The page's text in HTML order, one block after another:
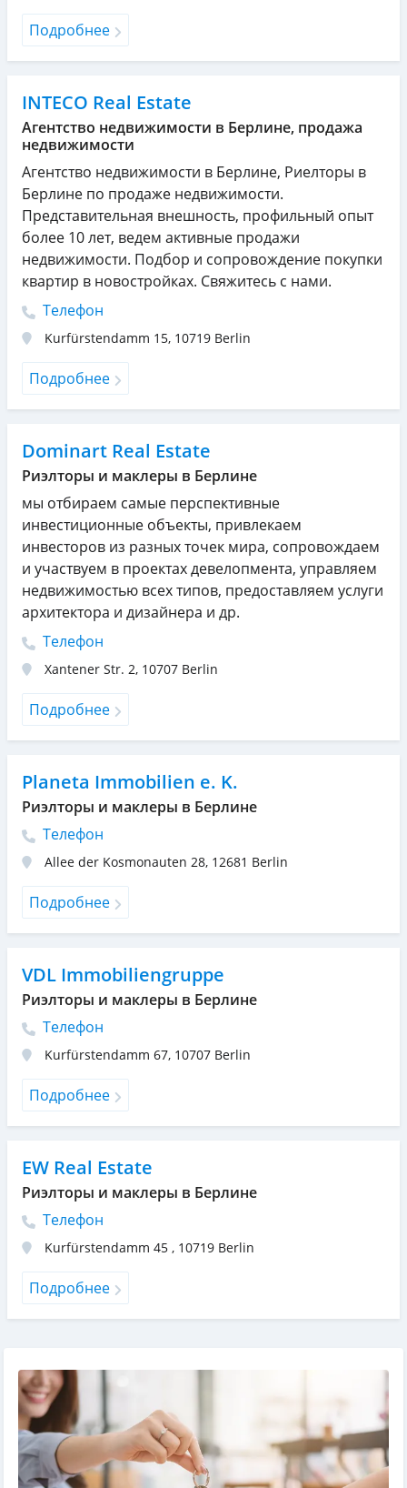
Подробнее
INTECO Real Estate
Агентство недвижимости в Берлине, продажа
недвижимости
Агентство недвижимости в Берлине, Риелторы в
Берлине по продаже недвижимости.
Представительная внешность, профильный опыт
более 10 лет, ведем активные продажи
недвижимости. Подбор и сопровождение покупки
квартир в новостройках. Свяжитесь с нами.
Телефон
Kurfürstendamm 15, 10719 Berlin
Подробнее
Dominart Real Estate
Риэлторы и маклеры в Берлине
мы отбираем самые перспективные
инвестиционные объекты, привлекаем
инвесторов из разных точек мира, сопровождаем
и участвуем в проектах девелопмента, управляем
недвижимостью всех типов, предоставляем услуги
архитектора и дизайнера и др.
Телефон
Xantener Str. 2, 10707 Berlin
Подробнее
Planeta Immobilien e. K.
Риэлторы и маклеры в Берлине
Телефон
Allee der Kosmonauten 28, 12681 Berlin
Подробнее
VDL Immobiliengruppe
Риэлторы и маклеры в Берлине
Телефон
Kurfürstendamm 67, 10707 Berlin
Подробнее
EW Real Estate
Риэлторы и маклеры в Берлине
Телефон
Kurfürstendamm 45 , 10719 Berlin
Подробнее